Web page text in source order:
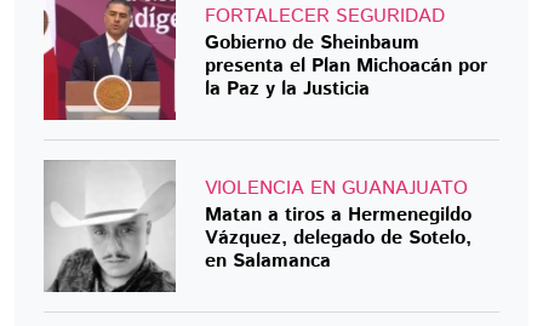
FORTALECER SEGURIDAD
Gobierno de Sheinbaum
presenta el Plan Michoacán por
la Paz y la Justicia
VIOLENCIA EN GUANAJUATO
Matan a tiros a Hermenegildo
Vázquez, delegado de Sotelo,
en Salamanca